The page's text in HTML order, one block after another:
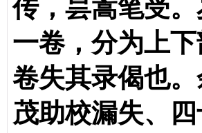
传，昙嵩笔受
一卷，分为上
卷失其录偈也
茂助校漏失、